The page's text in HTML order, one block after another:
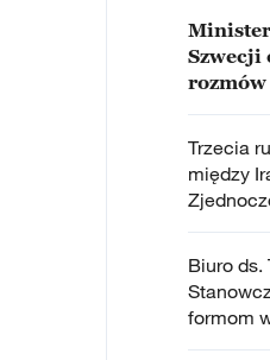
Szwecji
rozmów
Trzecia
między
Biuro ds.
formom
Stanami